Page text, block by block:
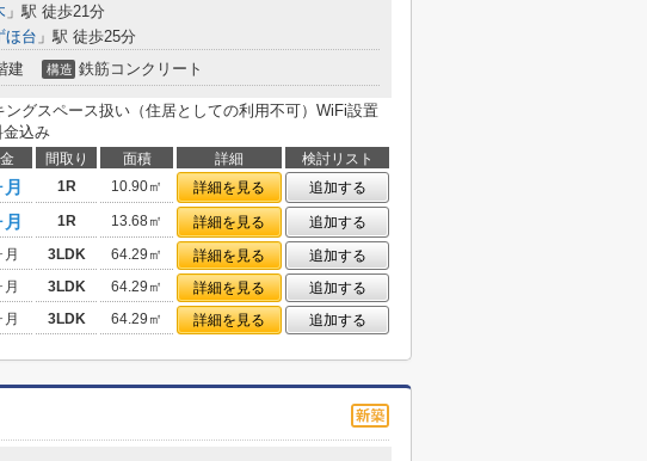
」駅 徒歩21分
ほ台 」駅 徒歩25分
建 構造 鉄筋コンクリート
ングスペース扱い（住居としての利用不可）WiFi設置
金込み
間取り 面積 詳細
検討リスト
1R 10.90㎡ 詳細を見る
追加する
1R 13.68㎡ 詳細を見る
追加する
月 3LDK 64.29㎡ 詳細を見る
追加する
月 3LDK 64.29㎡ 詳細を見る
追加する
月 3LDK 64.29㎡ 詳細を見る 追加する